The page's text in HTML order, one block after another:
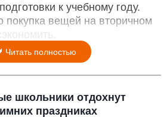
к учебному году.
покупка вещей на вторичном
Читать полностью
школьники отдохнут
праздниках